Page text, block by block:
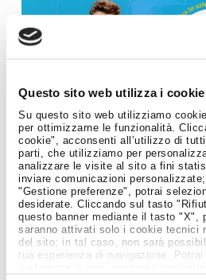
Questo sito web utilizza i cookie
Su questo sito web utilizziamo
per ottimizzarne le funzionalità.
cookie", acconsenti all’utilizzo di
parti, che utilizziamo per
analizzare le visite al sito a fini
inviare comunicazioni
"Gestione preferenze", potrai
desiderate. Cliccando sul tasto
questo banner mediante il tasto "X",
saranno attivati solo i cookie tecnici
del sito; in tal caso, non sarà
tua esperienza di navigazione.
Giovani e Lavoro
JOB MEETING BARI 2024:
NON PERDERE PER
NEOLAUREATI DELLA
2 Ottobre 2024
Se sei un giovane laureando o
desideri avviare il tuo percorso
2024 è una data importante da